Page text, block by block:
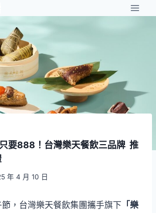
要888！台灣樂天餐飲三品牌 推
年 4 月 10 日
，台灣樂天餐飲集團攜手旗下 「樂